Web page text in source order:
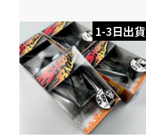
1-3日出貨